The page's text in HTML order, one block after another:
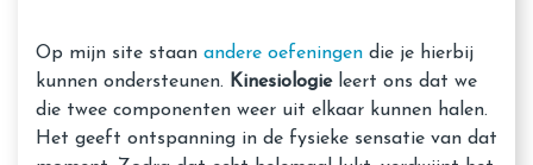
Op mijn site staan andere oefeningen die je hierbij
kunnen ondersteunen. Kinesiologie leert ons dat we
die twee componenten weer uit elkaar kunnen halen.
Het geeft ontspanning in de fysieke sensatie van dat